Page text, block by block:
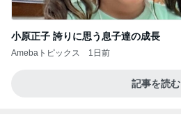
小原正子 誇りに思う息子達の成長
Amebaトピックス 1日前
記事を読む